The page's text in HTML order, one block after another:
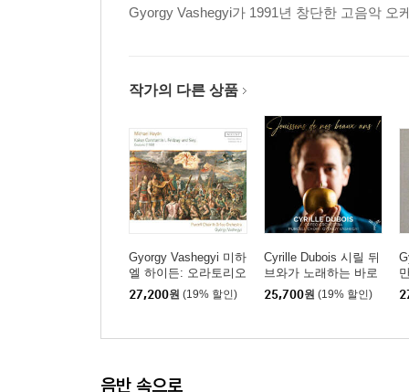
Gyorgy Vashegyi가 1991년 창단한 고음악 오
작가의 다른 상품
Gyorgy Vashegyi 미하
엘 하이든: 오라토리오
'콘스탄티누스 1세의 진
군과 승리' (M.Haydn: K
g und Sieg)
27,200원 (19% 할인)
Cyrille Dubois 시릴 뒤
브와가 노래하는 바로
크 시대 작품들 (Jouiss
ons De Nos Beaux An
25,700원 (19% 할인)
음반 속으로